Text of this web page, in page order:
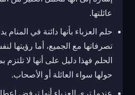
عائلتها.
حلم العزباء بأنها دائنة في
تصرفاتها مع الجميع، أما رؤيتها
الحلم فهذا دليل على أنها لا تلتزم
حولها سواء العائلة أو الأصحاب.
عندما ترى العزباء أنها ترفض